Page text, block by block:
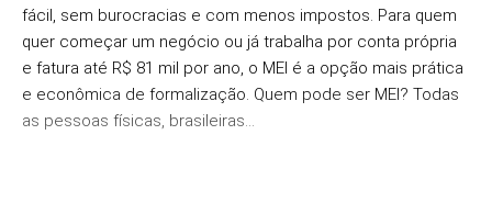
fácil, sem burocracias e com menos impostos. Para quem
quer começar um negócio ou já trabalha por conta própria
e fatura até R$ 81 mil por ano, o MEI é a opção mais prática
e econômica de formalização. Quem pode ser MEI? Todas
as pessoas físicas, brasileiras…